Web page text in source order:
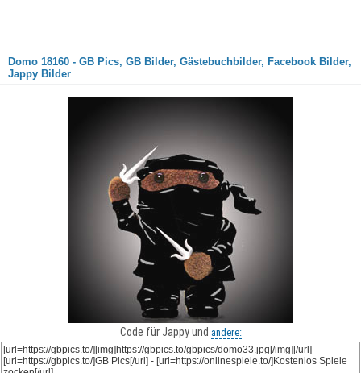
Domo 18160 - GB Pics, GB Bilder, Gästebuchbilder, Facebook Bilder,
Jappy Bilder
Code für Jappy und andere: